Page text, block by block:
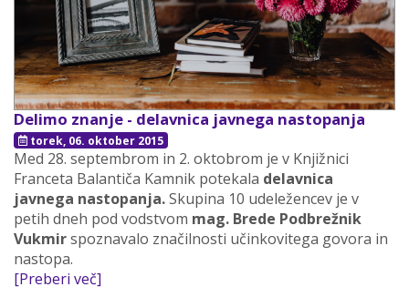
Delimo znanje - delavnica javnega nastopanja
torek, 06. oktober 2015
Med 28. septembrom in 2. oktobrom je v Knjižnici
Franceta Balantiča Kamnik potekala delavnica
javnega nastopanja.Skupina 10 udeležencev je v
petih dneh pod vodstvom mag. Brede Podbrežnik
Vukmirspoznavalo značilnosti učinkovitega govora in
nastopa.
[Preberi več]